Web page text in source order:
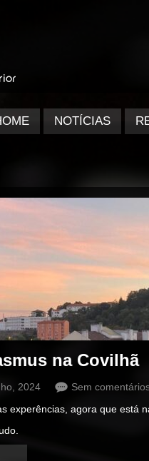
NOTÍCIAS
na Covilhã
2024
Sem
experências, agora que está